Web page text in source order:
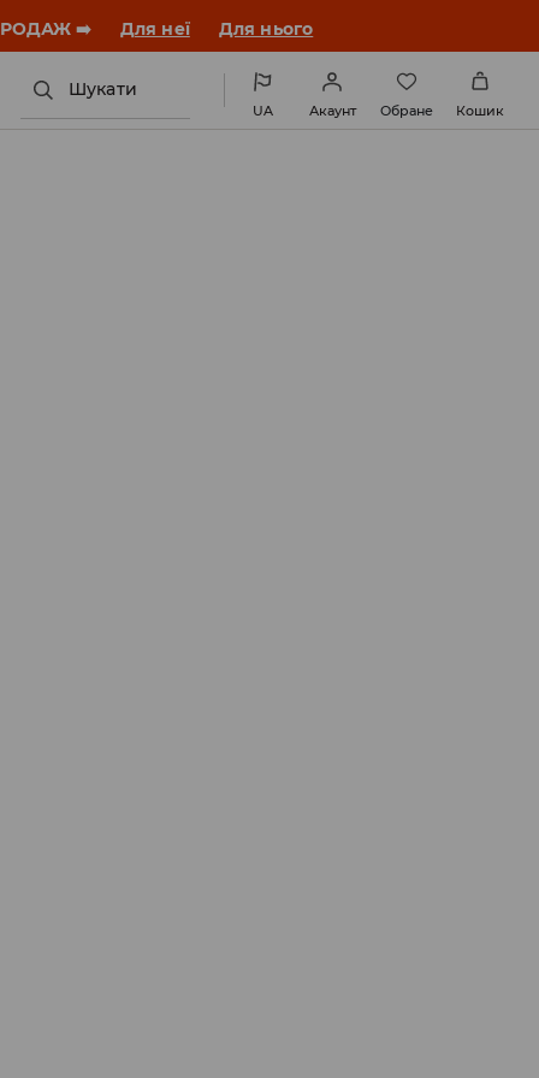
ЗАВАНТАЖИТИ ДОДАТОК
Шукати
UA Акаунт Обране Кошик